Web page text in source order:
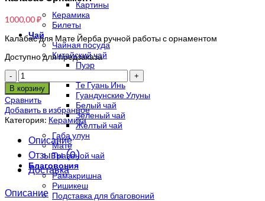
Картины
Керамика
Билеты
Чай
Чайная посуда
Китайский чай
Пуэр
Те Гуань Инь
Гуандунские Улуны
Белый чай
Зеленый чай
Желтый чай
Габа улун
Мате
Травяной чай
Благовония
Рамакришна
Ришикеш
Подставка для благовоний
1000,00₽
Калабас для Мате Йерба ручной работы с орнаментом
Доступно для предзаказа
Количество
В корзину
Сравнить
Добавить в избранное
Категория: Керамика
Описание
Отзывы (0)
Доставка
Описание